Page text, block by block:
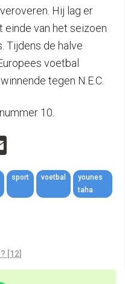
Hij lag er
einde van het seizoen
Tijdens de halve
voetbal
tegen N.E.C.
10.
sport voetbal
younes
taha
[12]